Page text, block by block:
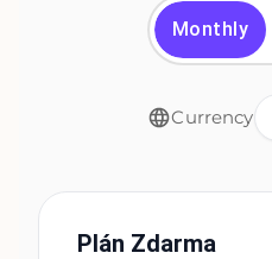
Monthly
Currency
Plán Zdarma